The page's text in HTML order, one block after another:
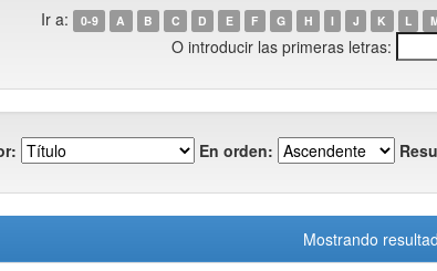
Ir a: 0-9 A B C D E F G H I J K L
O introducir las primeras letras:
En orden:
Mostrando